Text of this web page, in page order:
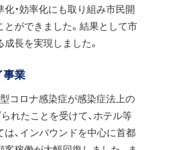
・効率化にも取り組み市民開
ができました。結果として市
長を実現しました。
事業
コロナ感染症が感染症法上の
られたことを受けて、ホテル等
、インバウンドを中心に首都